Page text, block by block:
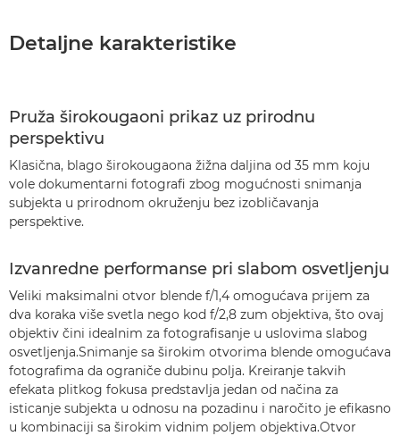
Detaljne karakteristike
Pruža širokougaoni prikaz uz prirodnu
perspektivu
Klasična, blago širokougaona žižna daljina od 35 mm koju
vole dokumentarni fotografi zbog mogućnosti snimanja
subjekta u prirodnom okruženju bez izobličavanja
perspektive.
Izvanredne performanse pri slabom osvetljenju
Veliki maksimalni otvor blende f/1,4 omogućava prijem za
dva koraka više svetla nego kod f/2,8 zum objektiva, što ovaj
objektiv čini idealnim za fotografisanje u uslovima slabog
osvetljenja.Snimanje sa širokim otvorima blende omogućava
fotografima da ograniče dubinu polja. Kreiranje takvih
efekata plitkog fokusa predstavlja jedan od načina za
isticanje subjekta u odnosu na pozadinu i naročito je efikasno
u kombinaciji sa širokim vidnim poljem objektiva.Otvor